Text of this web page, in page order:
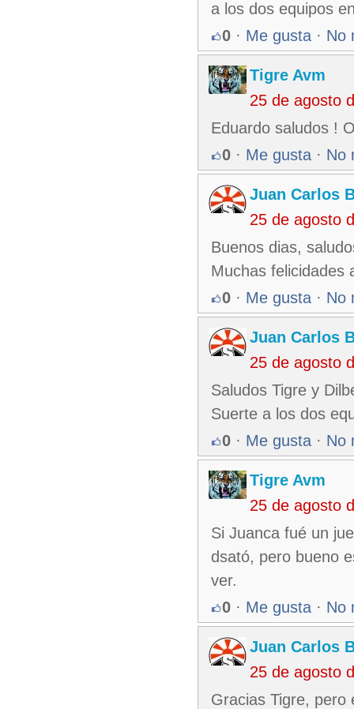
a los dos equipos
0 · Me gusta · No
Tigre Avm
25 de agosto
Eduardo saludos !
0 · Me gusta · No
Juan Carlos
25 de agosto
Buenos dias,
Muchas felicidades
0 · Me gusta · No
Juan Carlos
25 de agosto
Saludos Tigre y
Suerte a los dos
0 · Me gusta · No
Tigre Avm
25 de agosto
Si Juanca fué un
dsató, pero bueno
ver.
0 · Me gusta · No
Juan Carlos
25 de agosto
Gracias Tigre, pero